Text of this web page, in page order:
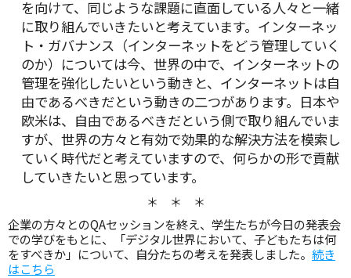
を向けて、同じような課題に直面している人々と一緒
に取り組んでいきたいと考えています。インターネッ
ト・ガバナンス（インターネットをどう管理していく
のか）については今、世界の中で、インターネットの
管理を強化したいという動きと、インターネットは自
由であるべきだという動きの二つがあります。日本や
欧米は、自由であるべきだという側で取り組んでいま
すが、世界の方々と有効で効果的な解決方法を模索し
ていく時代だと考えていますので、何らかの形で貢献
していきたいと思っています。
＊ ＊ ＊
企業の方々とのQAセッションを終え、学生たちが今日の発表会
での学びをもとに、「デジタル世界において、子どもたちは何
をすべきか」について、自分たちの考えを発表しました。 続き
はこちら